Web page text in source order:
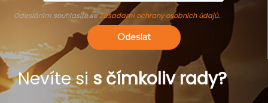
Odesláním souhlasíte seZásadami ochrany osobních údajů.
Odeslat
Nevíte si s čímkoliv rady?